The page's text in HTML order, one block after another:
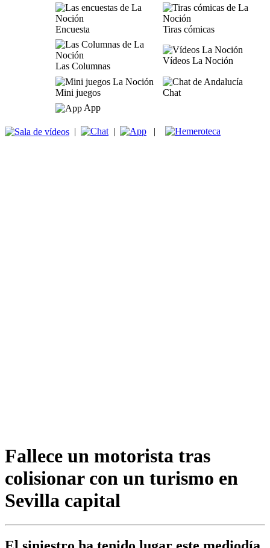
Encuesta Tiras cómicas
Las Columnas
Vídeos La Noción
Mini juegos
Chat
App
| | |
Fallece un motorista tras
colisionar con un turismo en
Sevilla capital